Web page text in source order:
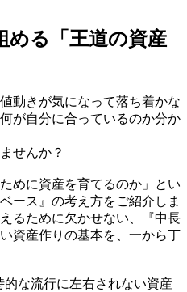
める「王道の資産
動きが気になって落ち着かな
が自分に合っているのか分か
せんか？
めに資産を育てるのか」とい
ース』の考え方をご紹介しま
るために欠かせない、『中長
資産作りの基本を、一から丁
な流行に左右されない資産